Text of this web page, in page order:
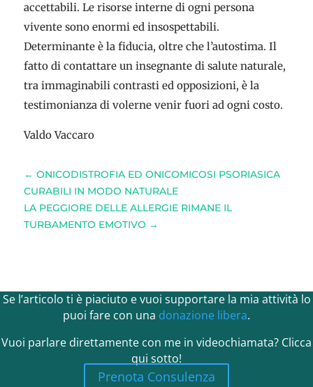
accettabili. Le risorse interne di ogni persona
vivente sono enormi ed insospettabili.
Determinante è la fiducia, oltre che l’autostima. Il
fatto di contattare un insegnante di salute naturale,
tra immaginabili contrasti ed opposizioni, è la
testimonianza di volerne venir fuori ad ogni costo.
Valdo Vaccaro
← ONICODISTROFIA ED ONICOMICOSI PSORIASICA
CURABILI IN MODO NATURALE
LA PEGGIORE DELLE ALLERGIE RIMANE IL
TURBAMENTO EMOTIVO →
Se l’articolo ti è piaciuto e vuoi supportare la mia attività lo
puoi fare con una donazione libera.
Vuoi parlare direttamente con me in videochiamata? Clicca
qui sotto!
Prenota Consulenza